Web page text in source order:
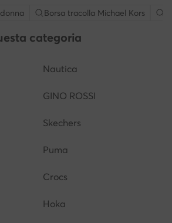
Borsa tracolla Michael Kors
categoria
Nautica
GINO ROSSI
Skechers
Puma
Crocs
Hoka